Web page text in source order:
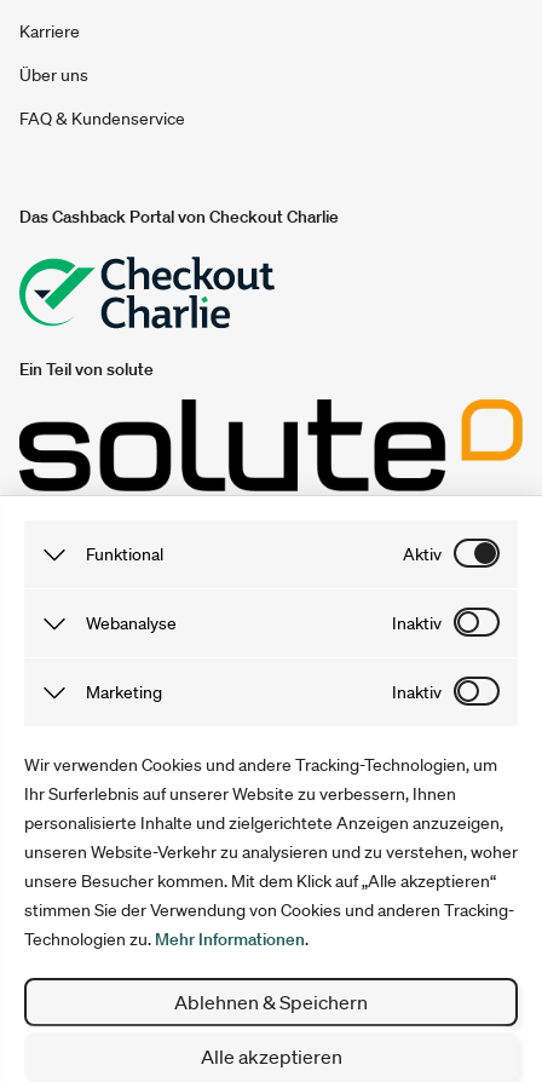
Funktional Aktiv
Funktionale Cookies sind notwendig, damit du unsere
uns gewonnenen Informationen werden anonymisiert und
Webanalyse Inaktiv
Tracking Cookies speichern Informationen, dank derer wir
verstehen können. Mit Tools wie Google Analytics
optimieren wir anschließend unser Angebot und Marketing.
Marketing Inaktiv
Marketing Cookies sammeln Informationen, mit denen wir
unsere Webseite verbessern können. Sie helfen uns,
Werbung auszuspielen, welche die User interessiert. Die
Informationen werden anonym erfasst und für die Dauer
deines Aufenthalts gespeichert.
Wir verwenden Cookies und andere Tracking-Technologien, um
Ihr Surferlebnis auf unserer Website zu verbessern, Ihnen
personalisierte Inhalte und zielgerichtete Anzeigen anzuzeigen,
unseren Website-Verkehr zu analysieren und zu verstehen, woher
unsere Besucher kommen. Mit dem Klick auf „Alle akzeptieren“
stimmen Sie der Verwendung von Cookies und anderen Tracking-
Technologien zu. Mehr Informationen.
Ablehnen & Speichern
Alle akzeptieren
Karriere
Über uns
FAQ & Kundenservice
Das Cashback Portal von Checkout Charlie
Ein Teil von solute
gutschein.ch
Folge uns
Impressum